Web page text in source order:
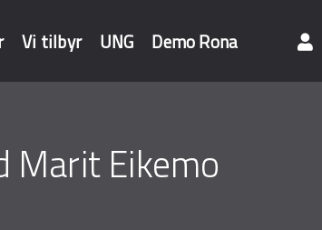
Vi tilbyr UNG Demo Rona
Marit Eikemo